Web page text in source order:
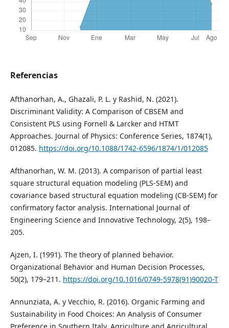
Referencias
Afthanorhan, A., Ghazali, P. L. y Rashid, N. (2021).
Discriminant Validity: A Comparison of CBSEM and
Consistent PLS using Fornell & Larcker and HTMT
Approaches. Journal of Physics: Conference Series, 1874(1),
012085. https://doi.org/10.1088/1742-6596/1874/1/012085
Afthanorhan, W. M. (2013). A comparison of partial least
square structural equation modeling (PLS-SEM) and
covariance based structural equation modeling (CB-SEM) for
confirmatory factor analysis. International Journal of
Engineering Science and Innovative Technology, 2(5), 198–
205.
Ajzen, I. (1991). The theory of planned behavior.
Organizational Behavior and Human Decision Processes,
50(2), 179–211. https://doi.org/10.1016/0749-5978(91)90020-T
Annunziata, A. y Vecchio, R. (2016). Organic Farming and
Sustainability in Food Choices: An Analysis of Consumer